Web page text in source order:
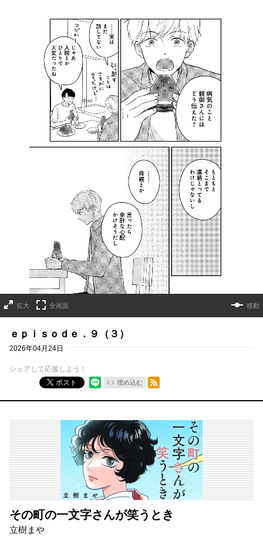
拡大 全画面 移動
ｅｐｉｓｏｄｅ．９（３）
2026年04月24日
シェアして応援しよう！
ポスト
埋め込む
RSSフィード
その町の一文字さんが笑うとき
立樹まや